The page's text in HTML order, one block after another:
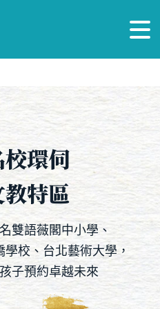
環伺
特區
雙語薇閣中小學、
校、台北藝術大學，
子預約卓越未來